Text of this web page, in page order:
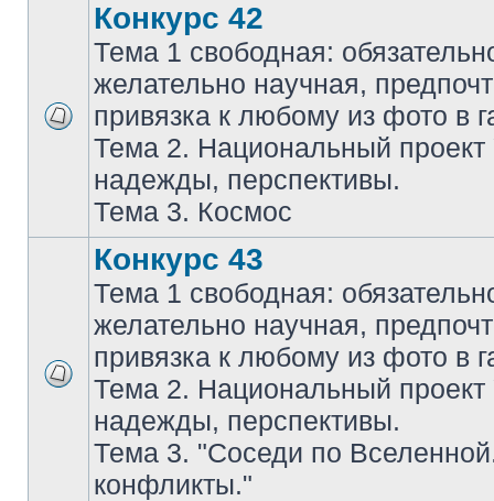
Конкурс 42
Тема 1 свободная:
желательно научная,
привязка к любому из фото в
Тема 2. Национальный
надежды, перспективы.
Тема 3. Космос
Конкурс 43
Тема 1 свободная:
желательно научная,
привязка к любому из фото в
Тема 2. Национальный
надежды, перспективы.
Тема 3. "Соседи по
конфликты."